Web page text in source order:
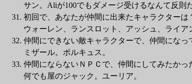
サン。Aliが100でもダメージ受けるなんて反則
初回で、あなたが仲間に出来たキャラクターは
ウォーレン、ランスロット、アッシュ、ライア
仲間にできない敵キャラクターで、仲間になっ
ミザール。ポルキュス。
仲間にならないＮＰＣで、仲間にしてみたかっ
何でも屋のジャック。ユーリア。